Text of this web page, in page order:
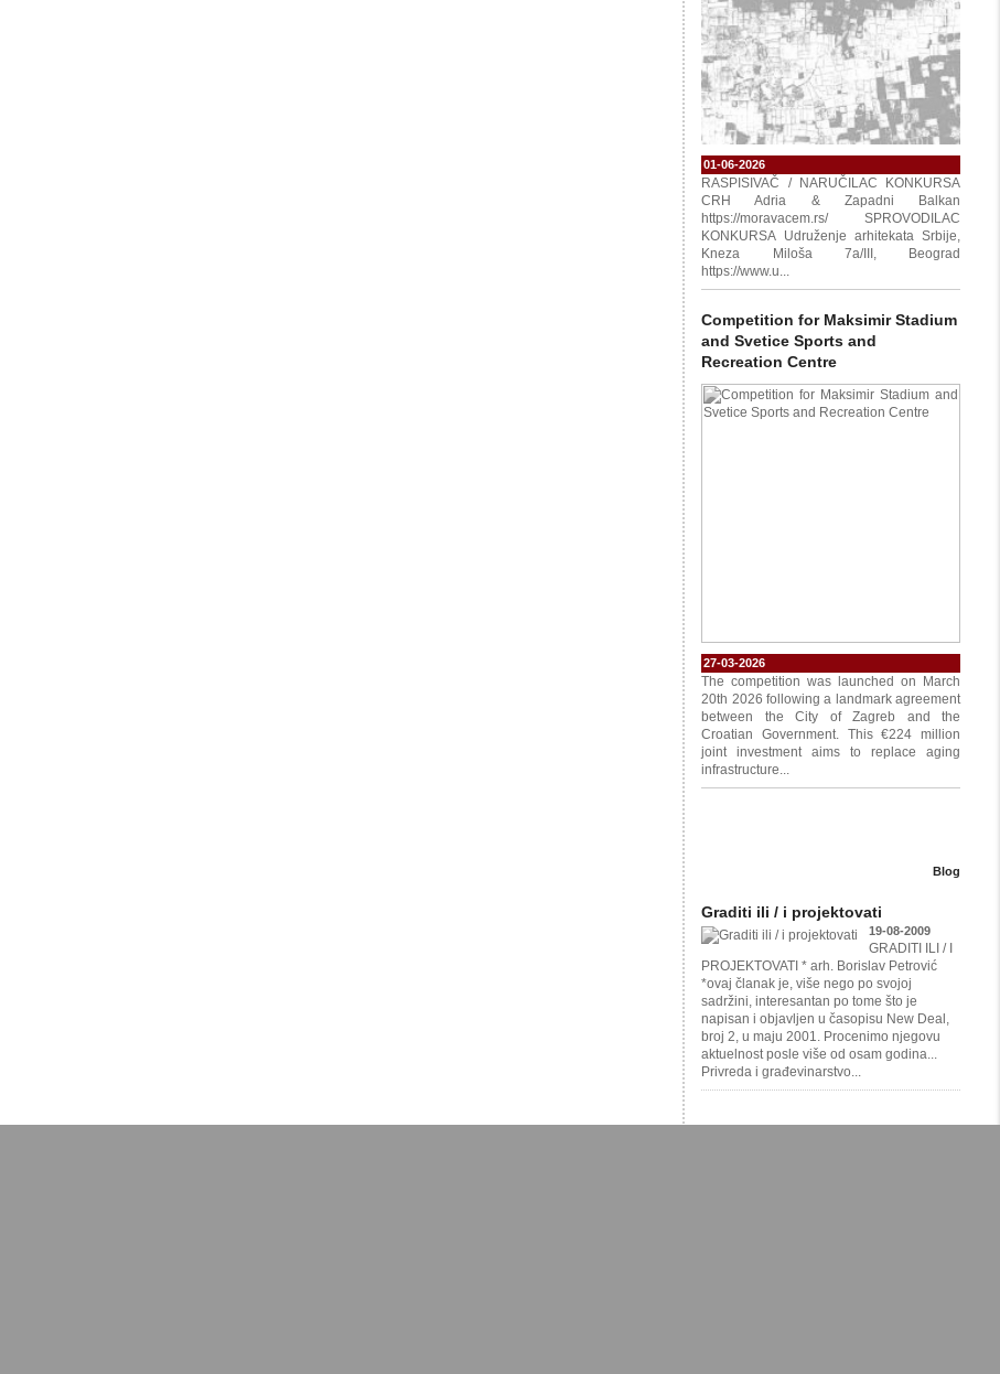
01-06-2026
RASPISIVAČ / NARUČILAC KONKURSA
CRH Adria & Zapadni Balkan
https://moravacem.rs/ SPROVODILAC
KONKURSA Udruženje arhitekata Srbije,
Kneza Miloša 7a/III, Beograd
https://www.u...
Competition for Maksimir Stadium
and Svetice Sports and
Recreation Centre
27-03-2026
The competition was launched on March
20th 2026 following a landmark agreement
between the City of Zagreb and the
Croatian Government. This €224 million
joint investment aims to replace aging
infrastructure...
Blog
Graditi ili / i projektovati
19-08-2009
GRADITI ILI / I
PROJEKTOVATI * arh. Borislav Petrović
*ovaj članak je, više nego po svojoj
sadržini, interesantan po tome što je
napisan i objavljen u časopisu New Deal,
broj 2, u maju 2001. Procenimo njegovu
aktuelnost posle više od osam godina...
Privreda i građevinarstvo...